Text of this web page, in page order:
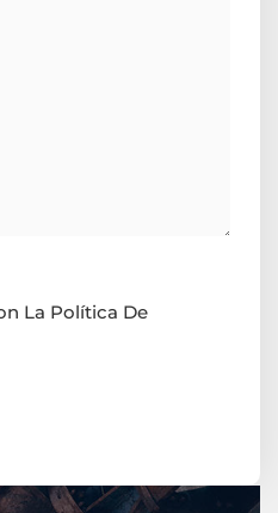
La Política De